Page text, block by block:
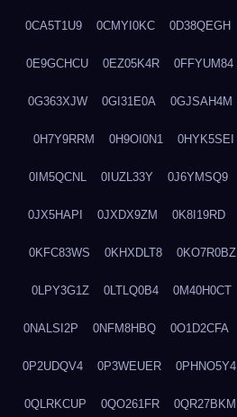
0CA5T1U9 0CMYI0KC 0D38QEGH
0E9GCHCU 0EZ05K4R 0FFYUM84
0G363XJW 0GI31E0A 0GJSAH4M
0H7Y9RRM 0H9OI0N1 0HYK5SEI
0IM5QCNL 0IUZL33Y 0J6YMSQ9
0JX5HAPI 0JXDX9ZM 0K8I19RD
0KFC83WS 0KHXDLT8 0KO7R0BZ
0LPY3G1Z 0LTLQ0B4 0M40H0CT
0NALSI2P 0NFM8HBQ 0O1D2CFA
0P2UDQV4 0P3WEUER 0PHNO5Y4
0QLRKCUP 0QO261FR 0QR27BKM